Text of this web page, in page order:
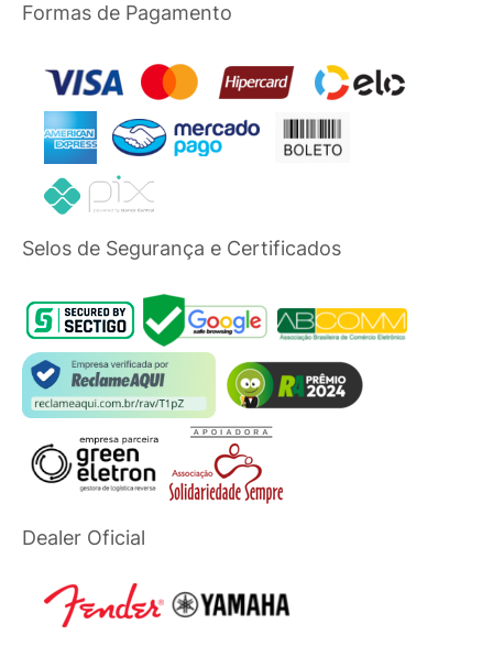
Formas de Pagamento
Selos de Segurança e Certificados
Dealer Oficial